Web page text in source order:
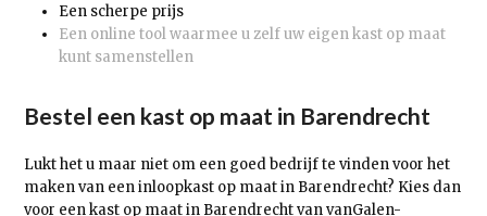
Een scherpe prijs
Een online tool waarmee u zelf uw eigen kast op maat
kunt samenstellen
Bestel een kast op maat in Barendrecht
Lukt het u maar niet om een goed bedrijf te vinden voor het
maken van een inloopkast op maat in Barendrecht? Kies dan
voor een kast op maat in Barendrecht van vanGalen-